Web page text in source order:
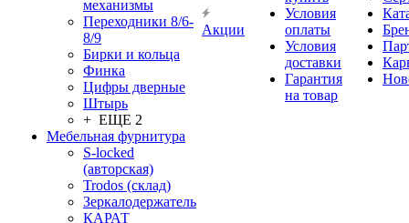
механизмы
Переходники 8/6-
8/9
Бирки и кольца
Финка
Цифры дверные
Штырь
+ ЕЩЕ 2
Мебельная фурнитура
S-locked
(авторская)
Trodos (склад)
Зеркалодержатель
КАРАТ
Акции
Условия
оплаты
Условия
доставки
Гарантия
на товар